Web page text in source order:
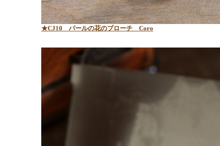
★CJ10 パールの花のブローチ Coro